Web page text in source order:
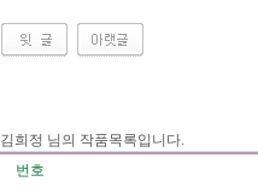
김희정 님의 작품목록입니다.
번호